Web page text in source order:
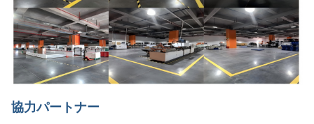
協力パートナー